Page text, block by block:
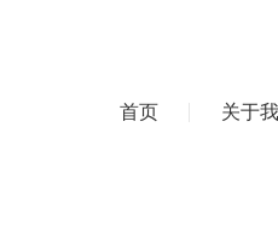
首页 关于